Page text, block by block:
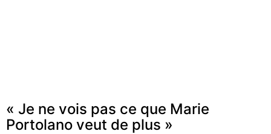
« Je ne vois pas ce que Marie
Portolano veut de plus »